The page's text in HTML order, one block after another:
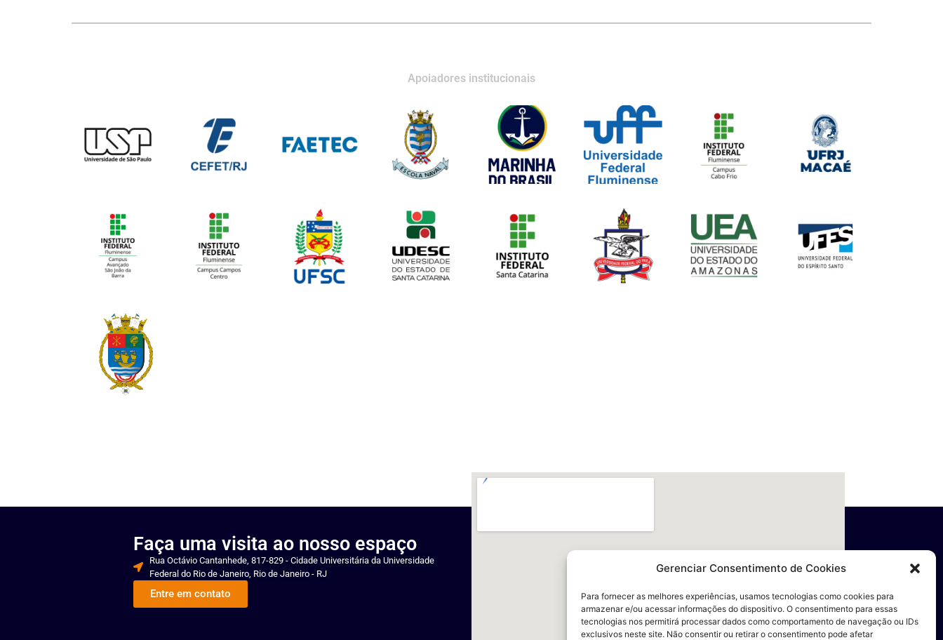
Gerenciar Consentimento de Cookies
Para fornecer as melhores experiências, usamos tecnologias como cookies para
armazenar e/ou acessar informações do dispositivo. O consentimento para essas
tecnologias nos permitirá processar dados como comportamento de navegação ou IDs
exclusivos neste site. Não consentir ou retirar o consentimento pode afetar
Apoiadores institucionais
Faça uma visita ao nosso espaço
Rua Octávio Cantanhede, 817-829 - Cidade Universitária da Universidade
Federal do Rio de Janeiro, Rio de Janeiro - RJ
Entre em contato